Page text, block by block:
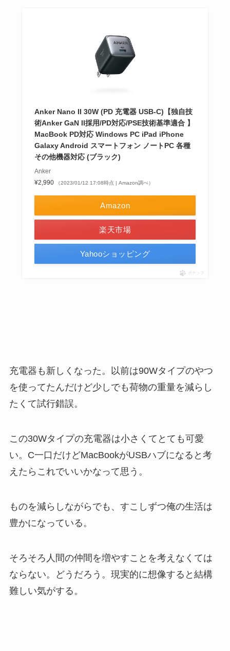
Anker Nano II 30W (PD 充電器 USB-C)【独自技
術Anker GaN II採用/PD対応/PSE技術基準適合 】
MacBook PD対応 Windows PC iPad iPhone
Galaxy Android スマートフォン ノートPC 各種
その他機器対応 (ブラック)
Anker
¥2,990
（2023/01/12 17:08時点 | Amazon調べ）
Amazon
楽天市場
Yahooショッピング
ポチップ
充電器も新しくなった。以前は90Wタイプのやつ
を使ってたんだけど少しでも荷物の重量を減らし
たくて試行錯誤。
この30Wタイプの充電器は小さくてとても可愛
い。C一口だけどMacBookがUSBハブになると考
えたらこれでいいかなって思う。
ものを減らしながらでも、すこしずつ俺の生活は
豊かになっている。
そろそろ人間の仲間を増やすことを考えなくては
ならない。どうだろう。現実的に想像すると結構
難しい気がする。